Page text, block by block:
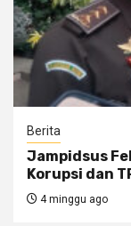
Berita
Jampidsus
Korupsi dan
4 minggu ago